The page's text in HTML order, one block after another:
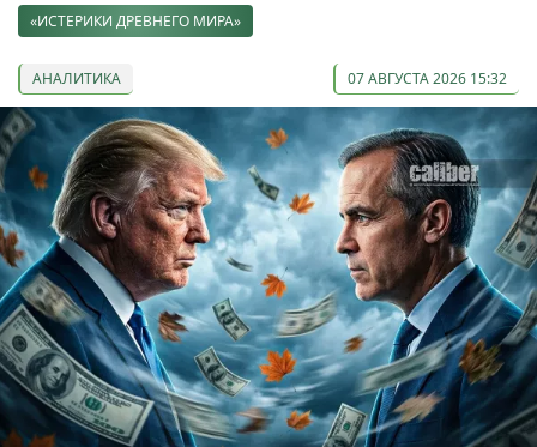
«ИСТЕРИКИ ДРЕВНЕГО МИРА»
АНАЛИТИКА 07 АВГУСТА 2026 15:32